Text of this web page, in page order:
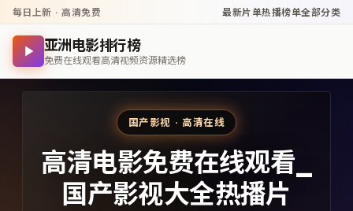
每日上新 · 高清免费 最新片单热播榜单全部分类
亚洲电影排行榜
免费在线观看高清视频资源精选榜
国产影视 · 高清在线
高清电影免费在线观看_
国产影视大全热播片